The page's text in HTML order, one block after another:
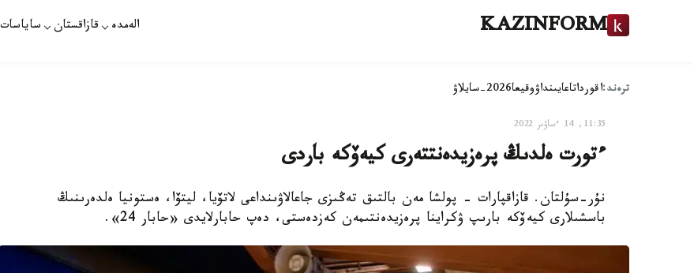
KAZINFORM الەمدە قازاقستان ساياسات
ترەند:اقورداتاعايىنداۋوقيعا2026-سايلاۋ
11:35, 14 ءساۋىر 2022
ءتورت ەلدىڭ پرەزيدەنتتەرى كيەۆكە باردى
نۇر-سۇلتان. قازاقپارات - پولشا مەن بالتىق تەڭىزى جاعالاۋىنداعى لاتۆيا، ليتۆا، ەستونيا ەلدەرىنىڭ
باسشىلارى كيەۆكە بارىپ ۋكراينا پرەزيدەنتىمەن كەزدەستى، دەپ حابارلايدى «حابار 24».